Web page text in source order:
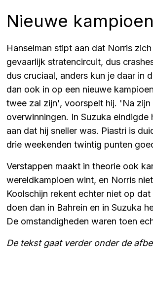
Nieuwe
Hanselman stipt aan dat Norris
gevaarlijk stratencircuit, dus
dus cruciaal, anders kun je daar in
dan ook in op een nieuwe
twee zal zijn', voorspelt hij. 'Na
overwinningen. In Suzuka
aan dat hij sneller was. Piastri is
drie weekenden twintig punten
Verstappen maakt in theorie ook
wereldkampioen wint, en Norris
Koolschijn rekent echter niet op
doen dan in Bahrein en in Suzuka
De omstandigheden waren toen
De tekst gaat verder onder de